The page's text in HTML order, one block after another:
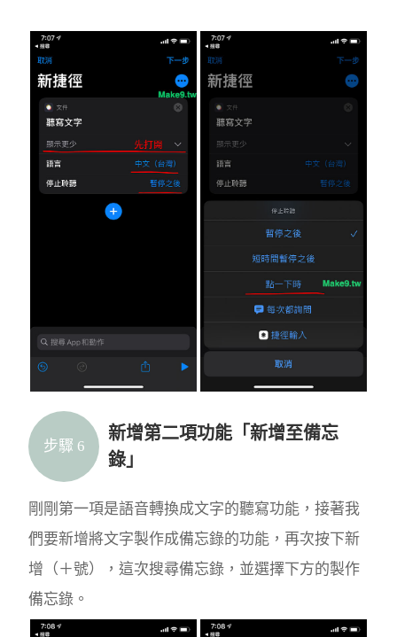
步驟 6
新增第二項功能「新增至備忘
錄」
剛剛第一項是語音轉換成文字的聽寫功能，接著我
們要新增將文字製作成備忘錄的功能，再次按下新
增（＋號），這次搜尋備忘錄，並選擇下方的製作
備忘錄。